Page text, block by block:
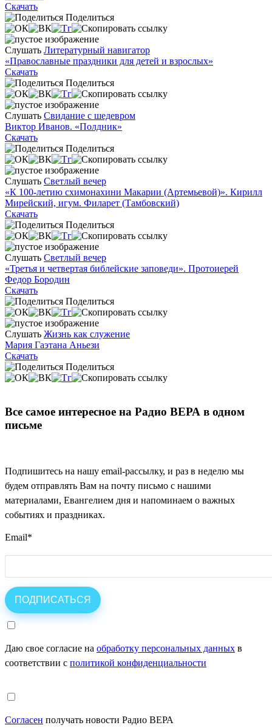
Скачать
Поделиться
Слушать Литературный навигатор
«Православные праздники для детей и взрослых»
Скачать
Поделиться
Слушать Свидание с шедевром
Виктор Иванов. «Полдник»
Скачать
Поделиться
Слушать Светлый вечер
«К 100-летию схимонахини Макарии (Артемьевой)». Кирилл
Мирейский, игум. Филарет (Тамбовский)
Скачать
Поделиться
Слушать Светлый вечер
«Третья и четвертая библейские заповеди». Протоиерей
Федор Бородин
Скачать
Поделиться
Слушать Жизнь как служение
Мария Гаэтана Аньези
Скачать
Поделиться
Все самое интересное на Радио ВЕРА в одном
письме
Подпишитесь на нашу email-рассылку, и раз в неделю мы
будем отправлять Вам на почту письмо с нашими
материалами, Евангелием дня и напоминаем о важных
событиях и праздниках.
Email*
Даю свое согласие на обработку персональных данных в
соответствии с политикой конфиденциальности
Согласен получать новости Радио ВЕРА